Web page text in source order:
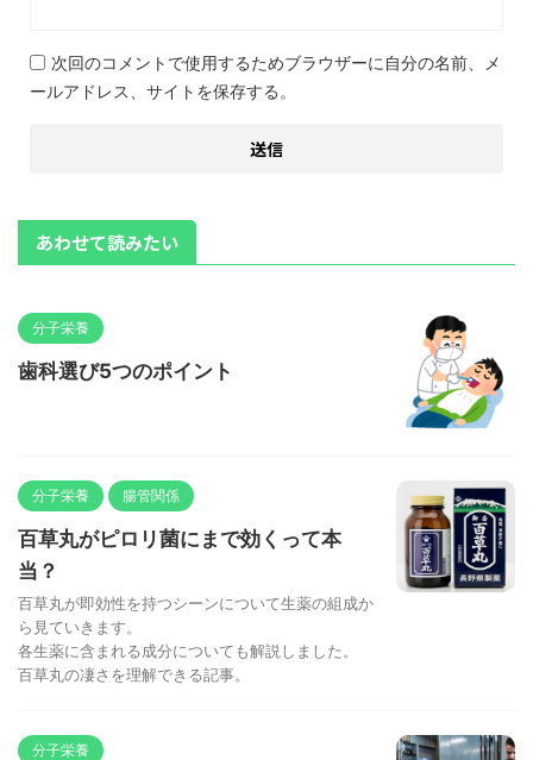
次回のコメントで使用するためブラウザーに自分の名前、メ
ールアドレス、サイトを保存する。
あわせて読みたい
分子栄養
歯科選び5つのポイント
分子栄養 腸管関係
百草丸がピロリ菌にまで効くって本
当？
百草丸が即効性を持つシーンについて生薬の組成か
ら見ていきます。
各生薬に含まれる成分についても解説しました。
百草丸の凄さを理解できる記事。
分子栄養